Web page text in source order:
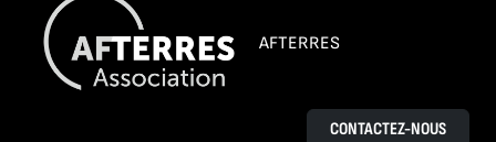
AFTERRES
CONTACTEZ-NOUS